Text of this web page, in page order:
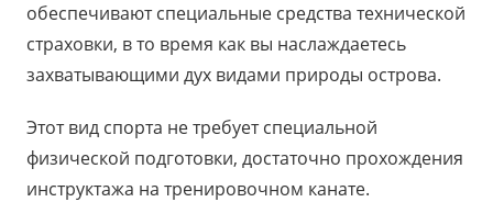
обеспечивают специальные средства технической
страховки, в то время как вы наслаждаетесь
захватывающими дух видами природы острова.
Этот вид спорта не требует специальной
физической подготовки, достаточно прохождения
инструктажа на тренировочном канате.